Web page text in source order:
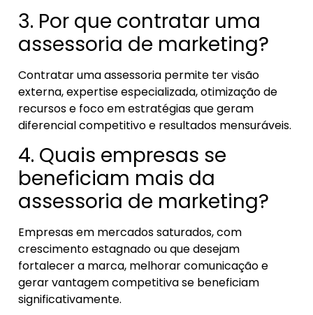
3. Por que contratar uma
assessoria de marketing?
Contratar uma assessoria permite ter visão
externa, expertise especializada, otimização de
recursos e foco em estratégias que geram
diferencial competitivo e resultados mensuráveis.
4. Quais empresas se
beneficiam mais da
assessoria de marketing?
Empresas em mercados saturados, com
crescimento estagnado ou que desejam
fortalecer a marca, melhorar comunicação e
gerar vantagem competitiva se beneficiam
significativamente.